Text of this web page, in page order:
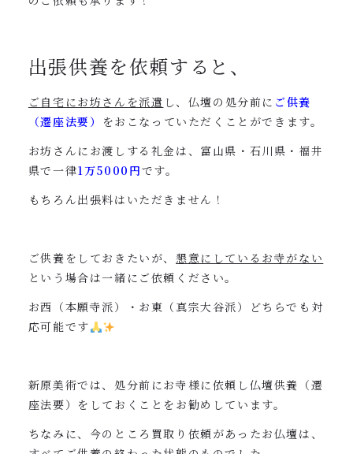
出張供養を依頼すると、
ご自宅にお坊さんを派遣 し、仏壇の処分前に ご供養
（遷座法要）
をおこなっていただくことができます。
お坊さんにお渡しする礼金は、富山県・石川県・福井
県で一律1万5000円です。
もちろん出張料はいただきません！
ご供養をしておきたいが、懇意にしているお寺がない
という場合は一緒にご依頼ください。
お西（本願寺派）・お東（真宗大谷派）どちらでも対
応可能です
新原美術では、処分前にお寺様に依頼し仏壇供養（遷
座法要）をしておくことをお勧めしています。
ちなみに、今のところ買取り依頼があったお仏壇は、